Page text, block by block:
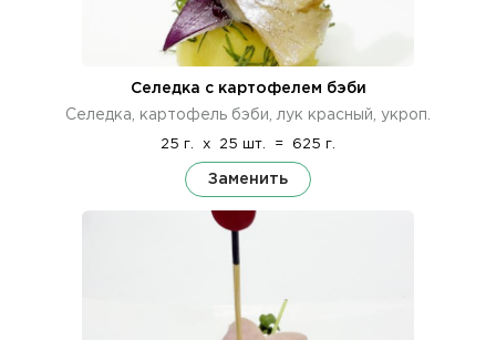
Селедка с картофелем бэби
Селедка, картофель бэби, лук красный, укроп.
25 г. x 25 шт. = 625 г.
Заменить